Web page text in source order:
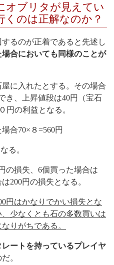
オブリタが見えてい
くのは正解なのか？
るのが正着であると先述し
合においても同様のことが
に入れたとする。その場合
き、上昇値段は40円（宝石
円の利益となる。
合70×８=560円
る。
の損失、6個買った場合は
200円の損失となる。
円はかなりでかい損失とな
少なくとも石の多数買いは
りがちである。
レートを持っているプレイヤ
。